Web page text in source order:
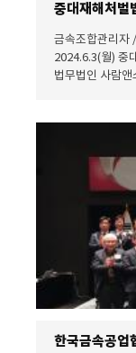
중대재해처벌
금속조합관리자
2024.6.3(월) 중
법무법인 사람앤스마
한국금속공업